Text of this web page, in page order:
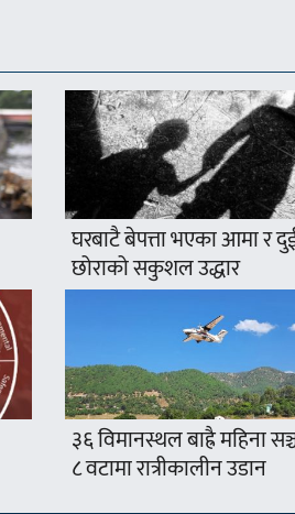
घरबाटै बेपत्ता भएका आमा र
छोराको सकुशल उद्धार
३६ विमानस्थल बाह्रै महिना
८ वटामा रात्रीकालीन उडान